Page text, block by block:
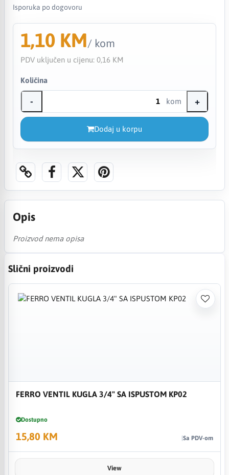
Isporuka po dogovoru
1,10 KM/ kom
PDV uključen u cijenu: 0,16 KM
Količina
- kom +
Dodaj u korpu
Opis
Proizvod nema opisa
Slični proizvodi
FERRO VENTIL KUGLA 3/4" SA ISPUSTOM KP02
Dostupno
15,80 KM Sa PDV-om
View